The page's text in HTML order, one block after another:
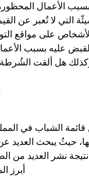
بسبب الأعمال
التي لا تُعبر عن
على مواقع
عليه بسبب
هل ألقت الشُرطة
الشباب في
حيثُ يبحث العديد
نتيجة نشر العديد من
أبرز